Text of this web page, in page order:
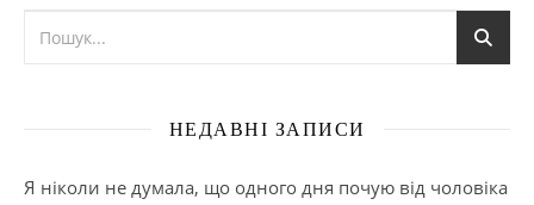
НЕДАВНІ ЗАПИСИ
Я ніколи не думала, що одного дня почую від чоловіка